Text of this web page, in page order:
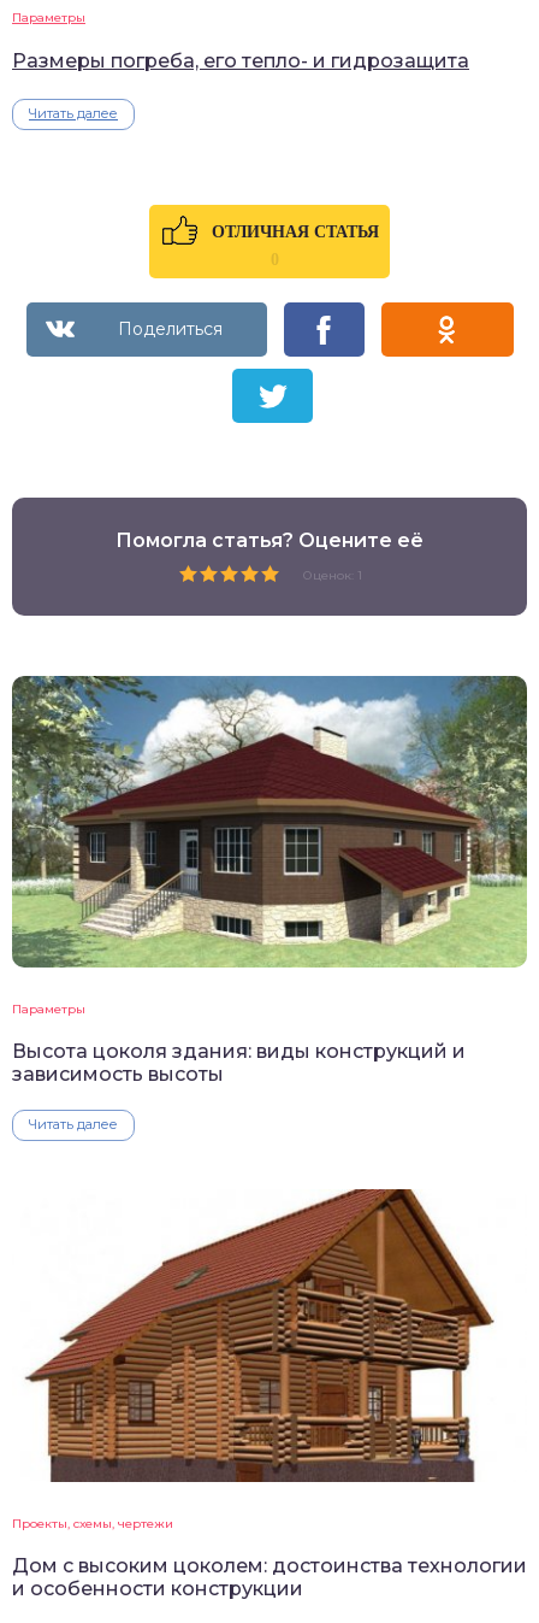
Параметры
Размеры погреба, его тепло- и гидрозащита
Читать далее
ОТЛИЧНАЯ СТАТЬЯ
0
Помогла статья? Оцените её
Оценок: 1
Параметры
Высота цоколя здания: виды конструкций и
зависимость высоты
Читать далее
Проекты, схемы, чертежи
Дом с высоким цоколем: достоинства технологии
и особенности конструкции